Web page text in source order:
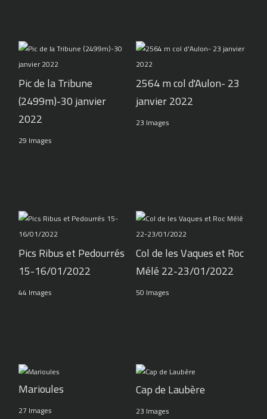
Pic de la Tribune
(2499m)-30 janvier
2022
29 Images
2564 m col d'Aulon- 23
janvier 2022
23 Images
Pics Ribus et Pedourrés
15-16/01/2022
44 Images
Col de les Vaques et Roc
Mélé 22-23/01/2022
50 Images
Marioules
27 Images
Cap de Laubère
23 Images